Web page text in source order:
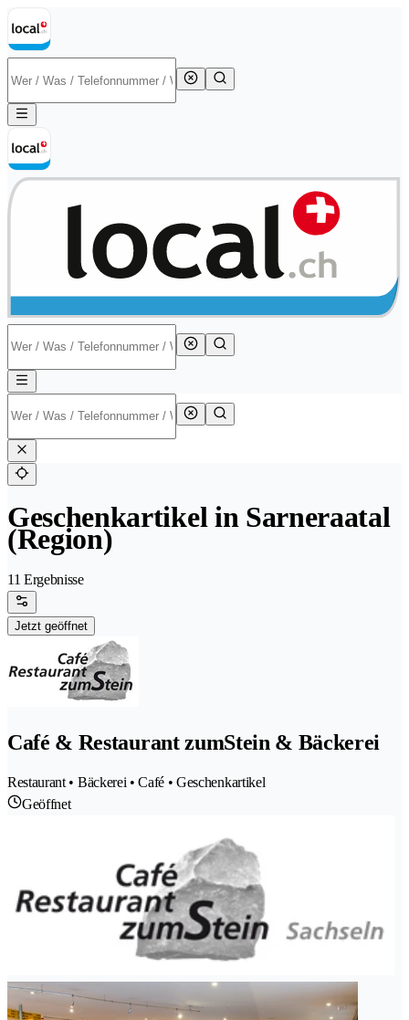
Geschenkartikel in Sarneraatal
(Region)
11 Ergebnisse
Jetzt geöffnet
Café & Restaurant zumStein & Bäckerei
Restaurant • Bäckerei • Café • Geschenkartikel
Geöffnet